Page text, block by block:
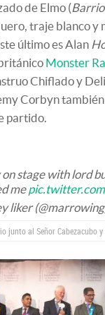
de Elmo (
traje blanco y
último es Alan
Monster
Chiflado y
Corbyn
partido.
stage with lord
me
liker
junto al Señor Cabezacubo